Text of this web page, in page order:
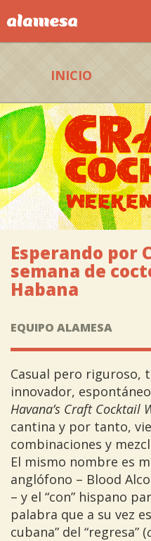
INICIO
Esperando por
semana de
Habana
EQUIPO ALAMESA
Casual pero riguroso,
innovador,
Havana’s Craft Cocktail
cantina y por tanto,
combinaciones y
El mismo nombre es
anglófono – Blood
– y el “con” hispano
palabra que a su vez
cubana” del “regresa” (